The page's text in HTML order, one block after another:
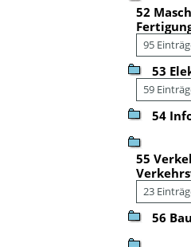
52
95
53
59
54
55
23
56